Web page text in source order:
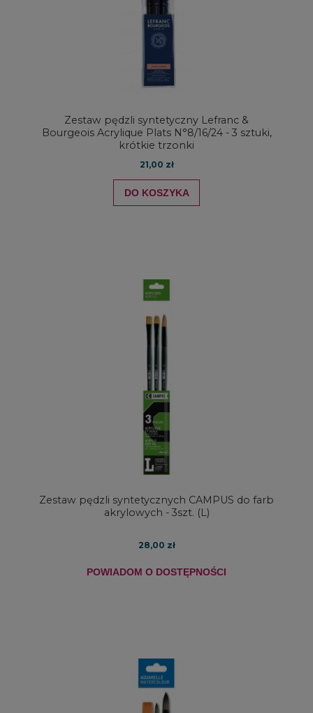
Zestaw pędzli syntetyczny Lefranc &
Bourgeois Acrylique Plats N°8/16/24 - 3 sztuki,
krótkie trzonki
21,00 zł
DO KOSZYKA
Zestaw pędzli syntetycznych CAMPUS do farb
akrylowych - 3szt. (L)
28,00 zł
POWIADOM O DOSTĘPNOŚCI